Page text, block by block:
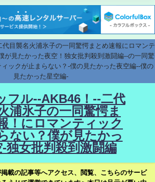
代目襲名火浦氷子の一同驚愕まとめ速報にロマンテ
が見たかった夜空！独女批判殺到激闘編--の一同驚
ックが止まらない？-僕の見たかった夜空編--僕の
見たかった星空編-
フル--AKB46！--二代
浦氷子の一同驚愕ま
！にロマンティック
ない？僕が見たかっ
独女批判殺到激闘編
載の記事等へアクセス、閲覧、こちらのサービ